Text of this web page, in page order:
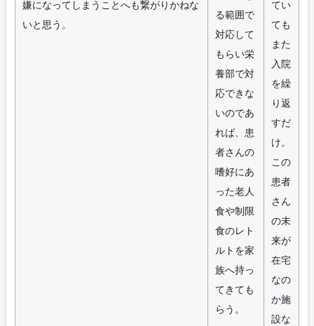
嫌になってしまうことへも繋がりかねな
いと思う。
る範囲で
対応して
もらい栄
養部で対
応できな
いのであ
れば、患
者さんの
嗜好にあ
った老人
食や制限
食のレト
ルトを家
族へ持っ
てきても
らう。
てい
ても
また
入院
を繰
り返
すだ
け。
この
患者
さん
の未
来が
在宅
なの
か施
設な